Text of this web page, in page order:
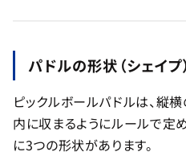
パドルの形状（シェイプ
ピックルボールパドルは、縦
内に収まるようにルールで定
に3つの形状があります。